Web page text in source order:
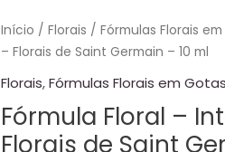
Início / Florais / Fórmulas Florais
– Florais de Saint Germain – 10 ml
Florais,Fórmulas Florais em Gotas
Fórmula Floral –
Florais de Saint
Fórmula
Floral
Integração
Familiar
-